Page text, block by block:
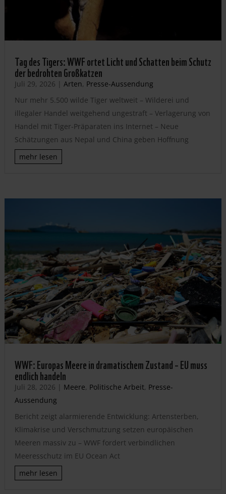
Tag des Tigers: WWF ortet Licht und Schatten beim Schutz
der bedrohten Großkatzen
Juli 29, 2026 | Arten, Presse-Aussendung
Nur mehr 5.500 wilde Tiger weltweit – Wilderei und
illegaler Handel weitgehend ungestraft – Verlagerung von
Handel mit Tiger-Präparaten ins Internet – Neue
Schätzungen aus Nepal und China geben Hoffnung
mehr lesen
WWF: Europas Meere in dramatischem Zustand – EU muss
endlich handeln
Juli 28, 2026 | Meere, Politische Arbeit, Presse-
Aussendung
Bericht zeigt alarmierende Entwicklung: Artensterben,
Klimakrise und Verschmutzung setzen europäischen
Meeren massiv zu – WWF fordert verbindlichen
Meeresschutz im EU Ocean Act
mehr lesen